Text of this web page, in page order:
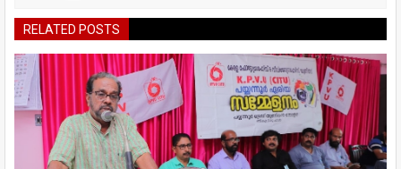
RELATED POSTS